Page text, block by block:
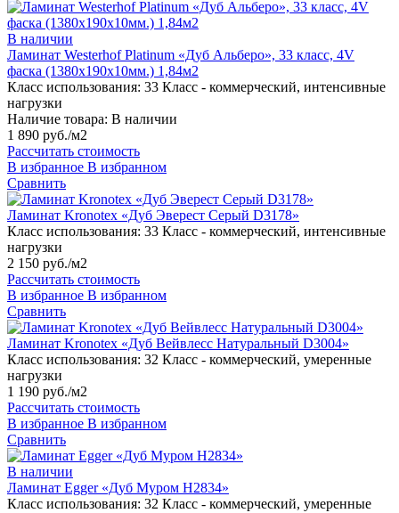
В наличии
Ламинат Westerhof Platinum «Дуб Альберо», 33 класс, 4V
фаска (1380х190х10мм.) 1,84м2
Класс использования: 33 Класс - коммерческий, интенсивные
нагрузки
Наличие товара: В наличии
1 890 руб./м2
Рассчитать стоимость
В избранное В избранном
Сравнить
Ламинат Kronotex «Дуб Эверест Серый D3178»
Класс использования: 33 Класс - коммерческий, интенсивные
нагрузки
2 150 руб./м2
Рассчитать стоимость
В избранное В избранном
Сравнить
Ламинат Kronotex «Дуб Вейвлесс Натуральный D3004»
Класс использования: 32 Класс - коммерческий, умеренные
нагрузки
1 190 руб./м2
Рассчитать стоимость
В избранное В избранном
Сравнить
В наличии
Ламинат Egger «Дуб Муром H2834»
Класс использования: 32 Класс - коммерческий, умеренные